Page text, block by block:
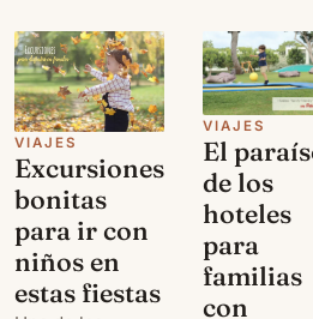
VIAJES
Excursiones
bonitas
para ir con
niños en
estas fiestas
VIAJES
El
de los
hoteles
para
familias
con